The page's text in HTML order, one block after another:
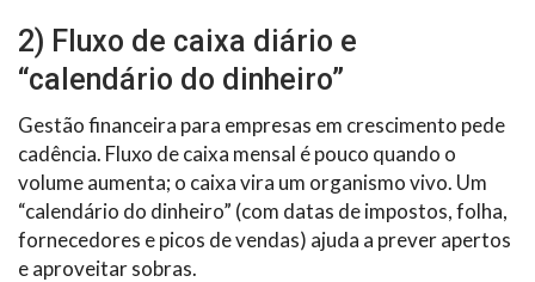
2) Fluxo de caixa diário e
“calendário do dinheiro”
Gestão financeira para empresas em crescimento pede
cadência. Fluxo de caixa mensal é pouco quando o
volume aumenta; o caixa vira um organismo vivo. Um
“calendário do dinheiro” (com datas de impostos, folha,
fornecedores e picos de vendas) ajuda a prever apertos
e aproveitar sobras.